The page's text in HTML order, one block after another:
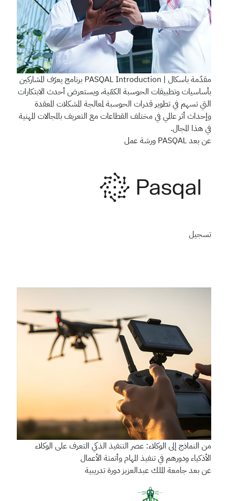
مقدّمة باسكال | PASQAL Introduction
برنامج يعرّف المشاركين
بأساسيات وتطبيقات الحوسبة الكمّية، ويستعرض أحدث الابتكارات
التي تسهم في تطوير قدرات الحوسبة لمعالجة المشكلات المعقدة
وإحداث أثر عالمي في مختلف القطاعات مع التعريف بالمجالات المهنية
في هذا المجال.
عن بعدPASQAL ورشة عمل
تسجيل
من النماذج إلى الوكلاء: عصر التنفيذ الذكي التعرف على الوكلاء
الأذكياء ودورهم في تنفيذ المهام وأتمتة الأعمال
عن بعدجامعة الملك عبدالعزيز دورة تدريبية